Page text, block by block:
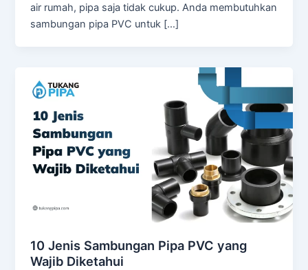
air rumah, pipa saja tidak cukup. Anda membutuhkan
sambungan pipa PVC untuk […]
10 Jenis Sambungan Pipa PVC yang
Wajib Diketahui